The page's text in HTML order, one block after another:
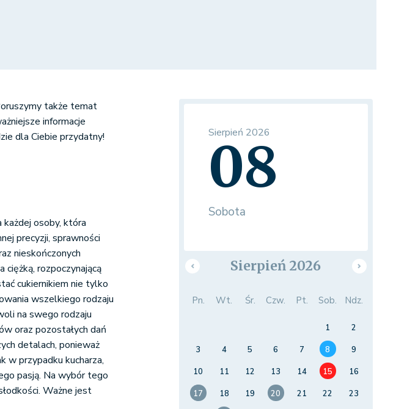
także temat
informacje
dla Ciebie przydatny!
każdej osoby, która
precyzji, sprawności
nieskończonych
rozpoczynającą
cukiernikiem nie tylko
wszelkiego rodzaju
na swego rodzaju
oraz pozostałych dań
detalach, ponieważ
w przypadku kucharza,
pasją. Na wybór tego
Ważne jest
Sierpień 2026
08
Sobota
Sierpień 2026
Pn. Wt. Śr. Czw. Pt. Sob. Ndz.
1
2
3
4 5 6 7 8
9
10
11 12 13 14 15
16
17
18 19 20 21 22
23